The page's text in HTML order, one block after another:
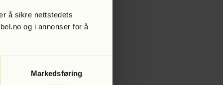
å sikre nettstedets
og i annonser for å
Markedsføring